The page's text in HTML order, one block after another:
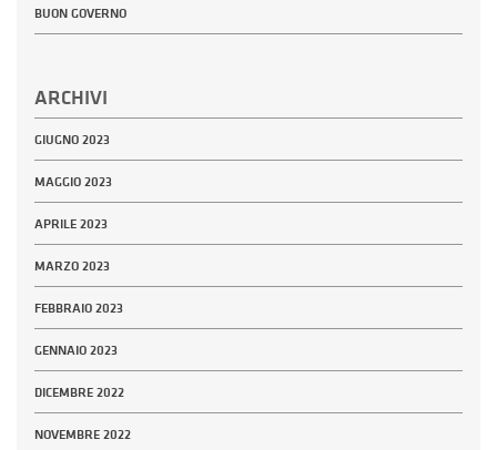
BUON GOVERNO
ARCHIVI
GIUGNO 2023
MAGGIO 2023
APRILE 2023
MARZO 2023
FEBBRAIO 2023
GENNAIO 2023
DICEMBRE 2022
NOVEMBRE 2022